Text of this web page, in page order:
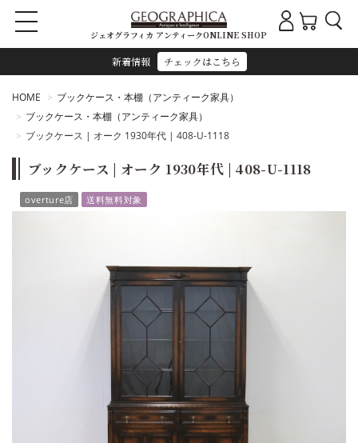
新着情報 チェックはこちら
ジェオグラフィカ アンティークONLINE SHOP
HOME
ブックケース・本棚（アンティーク家具）
ブックケース・本棚（アンティーク家具）
ブックケース | オーク 1930年代 | 408-U-1118
ブックケース | オーク 1930年代 | 408-U-1118
overture店 送料無料対象